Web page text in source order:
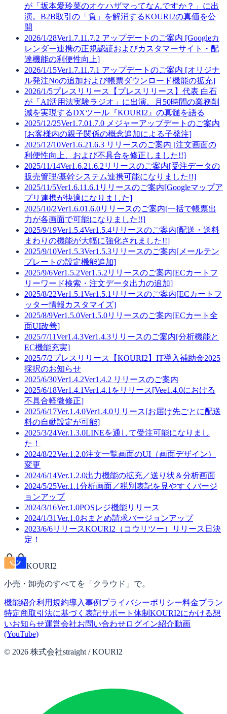
が「坂本愛玲菜のオケハザマってなんですか？」に出
演。B2B取引の「負」を解消するKOURI2の真価を公
開
2026/1/28Ver1.7.11.7.2 アップデートのご案内 [Googleカ
レンダー連携の正規認証およびカスタマーサイト・配
達機能の利便性向上]
2026/1/15Ver1.7.11.7.1 アップデートのご案内 [オリジナ
ル発注Noの追加および帳票ダウンロード機能の拡充]
2026/1/5プレスリリース
【プレスリリース】代表 白石
が「AI活用法実験ラジオ」に出演。月50時間の業務削
減を実現するDXツール『KOURI2』の真髄を語る
2025/12/25Ver1.7.01.7.0 メジャーアップデートのご案内
[お客様内の親子関係の概念追加による子発注]
2025/12/10Ver1.6.21.6.3 リリースのご案内 [注文画面の
利便性向上、および不具合を修正しました!!]
2025/11/14Ver1.6.21.6.2リリースのご案内[受注データの
販売管理/基幹システム連携可能になりました!!]
2025/11/5Ver1.6.11.6.1リリースのご案内[Googleマップア
プリ連携が快適になりました]
2025/10/2Ver1.6.01.6.0リリースのご案内[一括で帳票出
力が各画面で可能になりました!!]
2025/9/19Ver1.5.4Ver1.5.4リリースのご案内[配送・送料
まわりの機能が大幅に強化されました!!]
2025/9/10Ver1.5.3Ver1.5.3リリースのご案内[メールテン
プレートの設定機能追加]
2025/9/6Ver1.5.2Ver1.5.2リリースのご案内[ECカートフ
リーワード検索・注文データ出力の追加]
2025/8/22Ver1.5.1Ver1.5.1リリースのご案内[ECカートフ
ッター情報カスタマイズ]
2025/8/9Ver1.5.0Ver1.5.0リリースのご案内[ECカート全
面UI改善]
2025/7/11Ver1.4.3Ver1.4.3リリースのご案内[分析機能と
EC機能充実]
2025/7/2プレスリリース
【KOURI2】IT導入補助金2025
採択のお知らせ
2025/6/30Ver1.4.2Ver1.4.2 リリースのご案内
2025/6/18Ver1.4.1Ver1.4.1をリリース[Vee1.4.0における
不具合軽微修正]
2025/6/17Ver.1.4.0Ver1.4.0リリース[お届け先ごとに配送
料の自動設定が可能]
2025/3/24Ver.1.3.0LINEを通して受注可能になりまし
た！
2024/8/22Ver.1.2.0注文一覧画面のUI（画面デザイン）
変更
2024/6/14Ver.1.2.0出力機能の拡充／送り状＆分析画面
2024/5/25Ver.1.1分析画面／税別表記を見やすくバージ
ョンアップ
2024/3/16Ver.1.0POSレジ機能リリース
2024/1/31Ver.1.0おまとめ請求バージョンアップ
2023/6/6リリースKOURI2（コウリツー）リリース日決
定！
KOURI2
小売・卸売のすべてを「クラウド」で。
機能紹介利用規約導入事例 プライバシーポリシー料金プラン
特定商取引法に基づく表記サポート体制 KOURI2にかける想
いお知らせ運営会社お問い合わせログイン紹介動画
(YouTube)
© 2026 株式会社straight / KOURI2